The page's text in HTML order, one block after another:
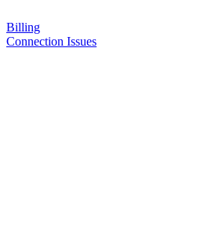
Billing
Connection Issues